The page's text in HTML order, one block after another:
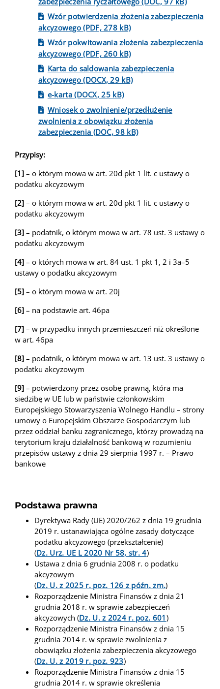
Wzór potwierdzenia złożenia zabezpieczenia
akcyzowego (PDF, 278 kB)
Wzór pokwitowania złożenia zabezpieczenia
akcyzowego (PDF, 260 kB)
Karta do saldowania zabezpieczenia
akcyzowego (DOCX, 29 kB)
e-karta (DOCX, 25 kB)
Wniosek o zwolnienie/przedłużenie
zwolnienia z obowiązku złożenia
zabezpieczenia (DOC, 98 kB)
Przypisy:
[1] – o którym mowa w art. 20d pkt 1 lit. c ustawy o
podatku akcyzowym
[2] – o którym mowa w art. 20d pkt 1 lit. c ustawy o
podatku akcyzowym
[3] – podatnik, o którym mowa w art. 78 ust. 3 ustawy o
podatku akcyzowym
[4] – o których mowa w art. 84 ust. 1 pkt 1, 2 i 3a–5
ustawy o podatku akcyzowym
[5] – o którym mowa w art. 20j
[6] – na podstawie art. 46pa
[7] – w przypadku innych przemieszczeń niż określone
w art. 46pa
[8] – podatnik, o którym mowa w art. 13 ust. 3 ustawy o
podatku akcyzowym
[9] – potwierdzony przez osobę prawną, która ma
siedzibę w UE lub w państwie członkowskim
Europejskiego Stowarzyszenia Wolnego Handlu – strony
umowy o Europejskim Obszarze Gospodarczym lub
przez oddział banku zagranicznego, którzy prowadzą na
terytorium kraju działalność bankową w rozumieniu
przepisów ustawy z dnia 29 sierpnia 1997 r. – Prawo
bankowe
Podstawa prawna
Dyrektywa Rady (UE) 2020/262 z dnia 19 grudnia
2019 r. ustanawiająca ogólne zasady dotyczące
podatku akcyzowego (przekształcenie)
(Dz. Urz. UE L 2020 Nr 58, str. 4)
Ustawa z dnia 6 grudnia 2008 r. o podatku
akcyzowym
(Dz. U. z 2025 r. poz. 126 z późn. zm.)
Rozporządzenie Ministra Finansów z dnia 21
grudnia 2018 r. w sprawie zabezpieczeń
akcyzowych (Dz. U. z 2024 r. poz. 601 )
Rozporządzenie Ministra Finansów z dnia 15
grudnia 2014 r. w sprawie zwolnienia z
obowiązku złożenia zabezpieczenia akcyzowego
(Dz. U. z 2019 r. poz. 923)
Rozporządzenie Ministra Finansów z dnia 15
grudnia 2014 r. w sprawie określenia